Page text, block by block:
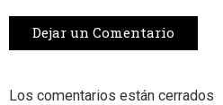
Dejar un Comentario
Los comentarios están cerrados